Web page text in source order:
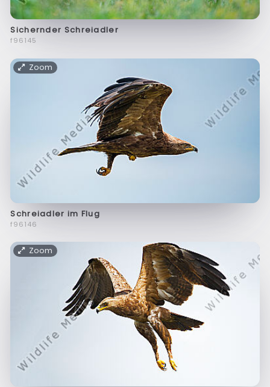
Sichernder Schreiadler
f96145
Zoom
Schreiadler im Flug
f96146
Zoom